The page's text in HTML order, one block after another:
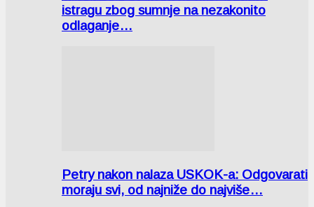
istragu zbog sumnje na nezakonito
odlaganje…
Petry nakon nalaza USKOK-a: Odgovarati
moraju svi, od najniže do najviše…